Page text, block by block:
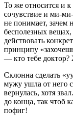
То же относится и
сочувствие и ми-
не понимает, зачем
бесполезных
действовать
принципу
— кто тебе
Склонна сделать
мужу ушла от него
вернулась, хотя
до конца, так чтоб
пофиг!